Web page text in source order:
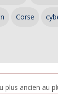
Corse
plus ancien au